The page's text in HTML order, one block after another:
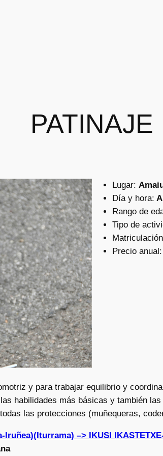
PATINAJE
Lugar:
Día y hora:
Rango de
Tipo de
Precio anual:
y para trabajar equilibrio y
habilidades más básicas y también
las protecciones (muñequeras,
–> IKUSI